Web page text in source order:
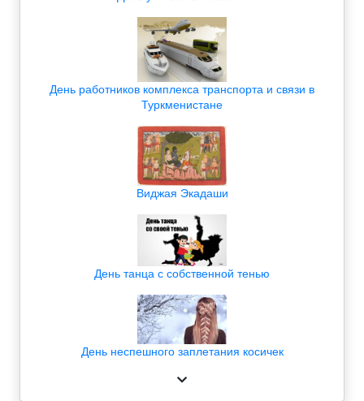
День работников комплекса транспорта и связи в
Туркменистане
Виджая Экадаши
День танца с собственной тенью
День неспешного заплетания косичек